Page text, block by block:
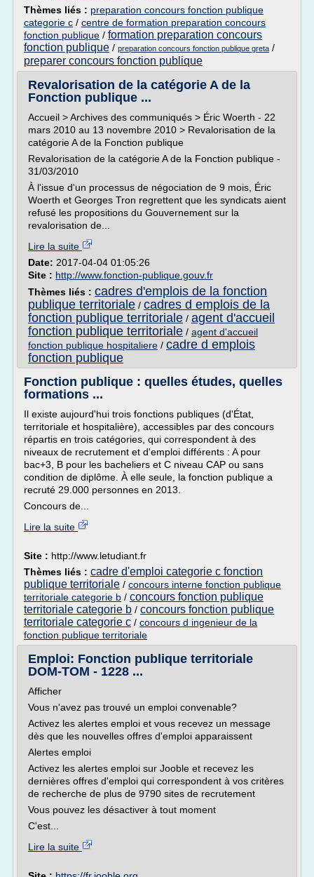
Thèmes liés : preparation concours fonction publique
categorie c / centre de formation preparation concours
fonction publique / formation preparation concours
fonction publique / preparation concours fonction publique greta /
preparer concours fonction publique
Revalorisation de la catégorie A de la
Fonction publique ...
Accueil > Archives des communiqués > Éric Woerth - 22
mars 2010 au 13 novembre 2010 > Revalorisation de la
catégorie A de la Fonction publique
Revalorisation de la catégorie A de la Fonction publique -
31/03/2010
À l'issue d'un processus de négociation de 9 mois, Éric
Woerth et Georges Tron regrettent que les syndicats aient
refusé les propositions du Gouvernement sur la
revalorisation de...
Lire la suite
Date: 2017-04-04 01:05:26
Site : http://www.fonction-publique.gouv.fr
Thèmes liés : cadres d'emplois de la fonction
publique territoriale / cadres d emplois de la
fonction publique territoriale / agent d'accueil
fonction publique territoriale / agent d'accueil
fonction publique hospitaliere / cadre d emplois
fonction publique
Fonction publique : quelles études, quelles
formations ...
Il existe aujourd'hui trois fonctions publiques (d'État,
territoriale et hospitalière), accessibles par des concours
répartis en trois catégories, qui correspondent à des
niveaux de recrutement et d'emploi différents : A pour
bac+3, B pour les bacheliers et C niveau CAP ou sans
condition de diplôme. À elle seule, la fonction publique a
recruté 29.000 personnes en 2013.
Concours de...
Lire la suite
Site : http://www.letudiant.fr
Thèmes liés : cadre d'emploi categorie c fonction
publique territoriale / concours interne fonction publique
territoriale categorie b / concours fonction publique
territoriale categorie b / concours fonction publique
territoriale categorie c / concours d ingenieur de la
fonction publique territoriale
Emploi: Fonction publique territoriale
DOM-TOM - 1228 ...
Afficher
Vous n'avez pas trouvé un emploi convenable?
Activez les alertes emploi et vous recevez un message
dès que les nouvelles offres d'emploi apparaissent
Alertes emploi
Activez les alertes emploi sur Jooble et recevez les
dernières offres d'emploi qui correspondent à vos critères
de recherche de plus de 9790 sites de recrutement
Vous pouvez les désactiver à tout moment
C'est...
Lire la suite